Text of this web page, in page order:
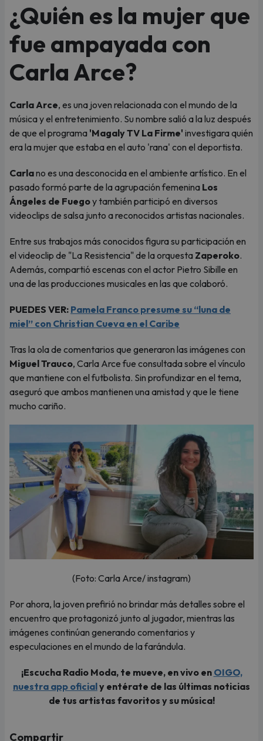
¿Quién es la mujer que
fue ampayada con
Carla Arce?
Carla Arce, es una joven relacionada con el mundo de la
música y el entretenimiento. Su nombre salió a la luz después
de que el programa 'Magaly TV La Firme' investigara quién
era la mujer que estaba en el auto 'rana' con el deportista.
Carlano es una desconocida en el ambiente artístico. En el
pasado formó parte de la agrupación femenina Los
Ángeles de Fuegoy también participó en diversos
videoclips de salsa junto a reconocidos artistas nacionales.
Entre sus trabajos más conocidos figura su participación en
el videoclip de "La Resistencia" de la orquesta Zaperoko.
Además, compartió escenas con el actor Pietro Sibille en
una de las producciones musicales en las que colaboró.
PUEDES VER: Pamela Franco presume su “luna de
miel” con Christian Cueva en el Caribe
Tras la ola de comentarios que generaron las imágenes con
Miguel Trauco, Carla Arce fue consultada sobre el vínculo
que mantiene con el futbolista. Sin profundizar en el tema,
aseguró que ambos mantienen una amistad y que le tiene
mucho cariño.
(Foto: Carla Arce/ instagram)
Por ahora, la joven prefirió no brindar más detalles sobre el
encuentro que protagonizó junto al jugador, mientras las
imágenes continúan generando comentarios y
especulaciones en el mundo de la farándula.
¡Escucha Radio Moda, te mueve, en vivo en OIGO,
nuestra app oficialy entérate de las últimas noticias
de tus artistas favoritos y su música!
Compartir